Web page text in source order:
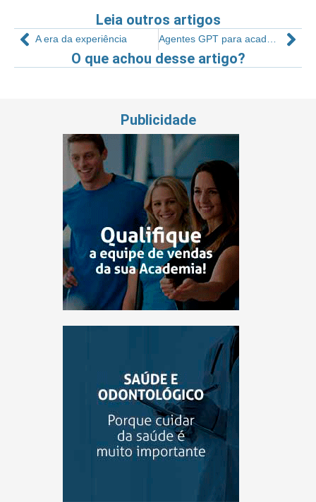
Leia outros artigos
A era da experiência
O que achou desse artigo?
Publicidade